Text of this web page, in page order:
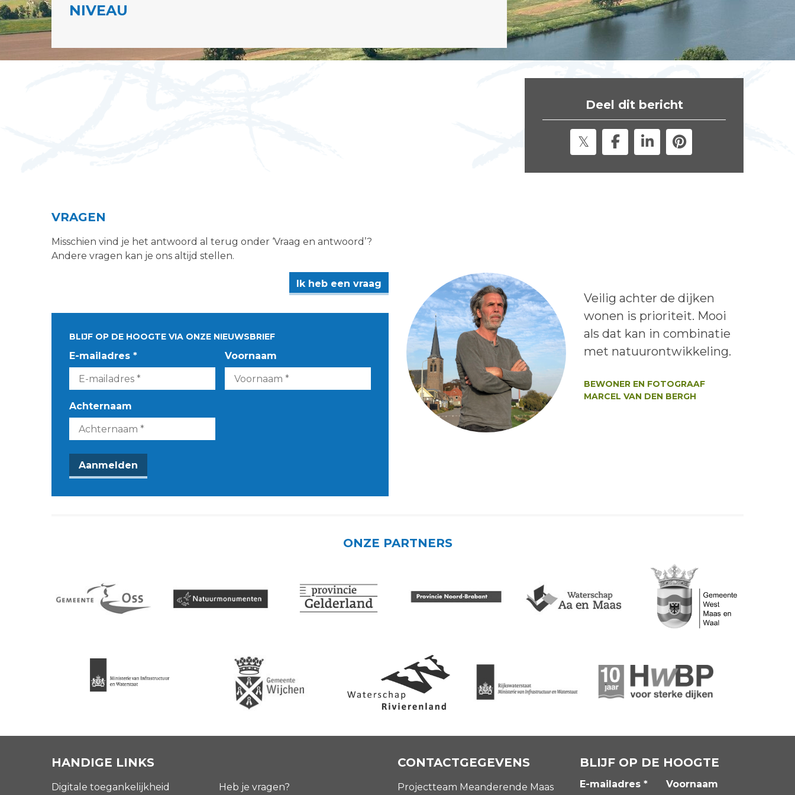
NIVEAU
Deel dit bericht
VRAGEN
Misschien vind je het antwoord al terug onder ‘Vraag en antwoord’?
Andere vragen kan je ons altijd stellen.
Ik heb een vraag
BLIJF OP DE HOOGTE VIA ONZE NIEUWSBRIEF
E-mailadres * Voornaam
Achternaam
Lees het bericht:
Veilig achter de dijken
wonen is prioriteit. Mooi
als dat kan in combinatie
met natuurontwikkeling.
BEWONER EN FOTOGRAAF
MARCEL VAN DEN BERGH
ONZE PARTNERS
HANDIGE LINKS
Digitale toegankelijkheid Heb je vragen?
CONTACTGEGEVENS
Projectteam Meanderende Maas
BLIJF OP DE HOOGTE
E-mailadres * Voornaam